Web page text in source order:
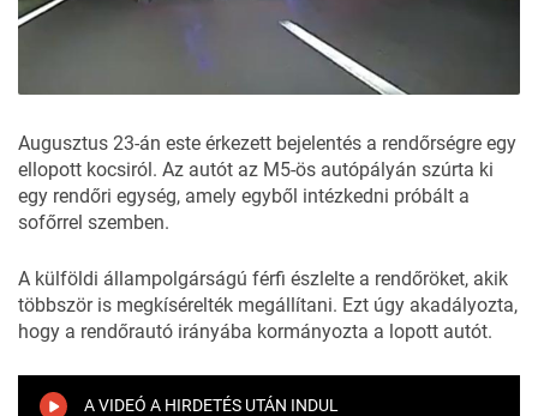
Augusztus 23-án este érkezett bejelentés a rendőrségre egy
ellopott kocsiról. Az autót az M5-ös autópályán szúrta ki
egy rendőri egység, amely egyből intézkedni próbált a
sofőrrel szemben.
A külföldi állampolgárságú férfi észlelte a rendőröket, akik
többször is megkísérelték megállítani. Ezt úgy akadályozta,
hogy a rendőrautó irányába kormányozta a lopott autót.
A VIDEÓ A HIRDETÉS UTÁN INDUL